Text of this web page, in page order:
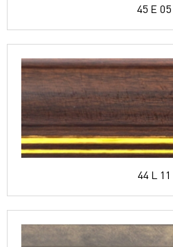
45 E 05
44 L 11